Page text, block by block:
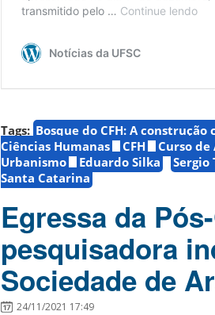
Tags: Bosque do CFH: A
Ciências Humanas
CFH Curso
Urbanismo
Eduardo Silka Sergio
Santa Catarina
Egressa da
pesquisadora
Sociedade de
24/11/2021 17:49